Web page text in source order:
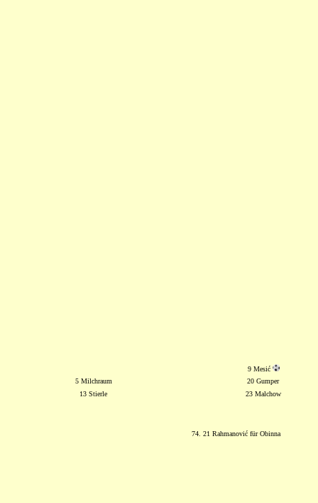
9 Mesić
5 Milchraum
20 Gumper
13 Stierle
23 Malchow
74. 21 Rahmanović für Obinna